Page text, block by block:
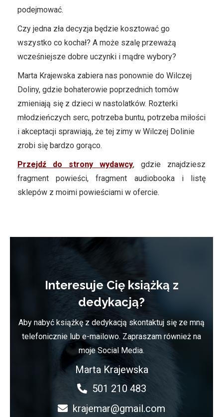
podejmować.
Czy jedna zła decyzja będzie kosztować go
wszystko co kochał? A może szalę przeważą
wcześniejsze dobre uczynki i mądre wybory?
Marta Krajewska zabiera nas ponownie do Wilczej
Doliny, gdzie bohaterowie poprzednich tomów
zmieniają się z dzieci w nastolatków. Rozterki
młodzieńczych serc, potrzeba buntu, potrzeba miłości
i akceptacji sprawiają, że tej zimy w Wilczej Dolinie
zrobi się bardzo gorąco.​
Przejdź do strony wydawcy, gdzie znajdziesz
fragment powieści, fragment audiobooka i listę
sklepów z moimi powieściami w ofercie.
Interesuje Cię książką z
dedykacją?
Aby nabyć książkę z dedykacją skontaktuj się ze mną
telefonicznie lub e-mailowo. Zapraszam również na
moje Social Media.
Marta Krajewska
501 210 483
krajemar@gmail.com